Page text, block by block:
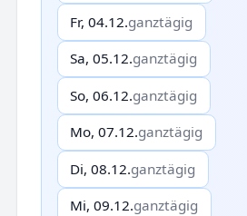
Fr, 04.12.ganztägig
Sa, 05.12.ganztägig
So, 06.12.ganztägig
Mo, 07.12.ganztägig
Di, 08.12.ganztägig
Mi, 09.12.ganztägig